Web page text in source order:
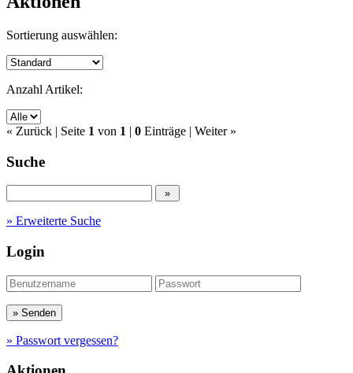
Sortierung auswählen:
Anzahl Artikel:
« Zurück | Seite 1 von 1 | 0 Einträge | Weiter »
Suche
» Erweiterte Suche
Login
» Passwort vergessen?